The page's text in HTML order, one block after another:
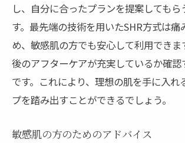
し、自分に合ったプランを提案しても
す。最先端の技術を用いたSHR方式は痛
め、敏感肌の方でも安心して利用できま
後のアフターケアが充実しているか確
です。これにより、理想の肌を手に入れ
プを踏み出すことができるでしょう。
敏感肌の方のためのアドバイス